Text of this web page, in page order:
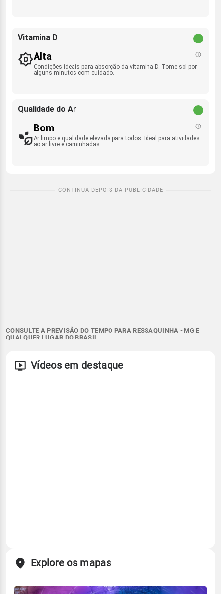
Vitamina D
Alta
Condições ideais para absorção da vitamina D. Tome sol por
alguns minutos com cuidado.
Qualidade do Ar
Bom
Ar limpo e qualidade elevada para todos. Ideal para atividades
ao ar livre e caminhadas.
CONSULTE A PREVISÃO DO TEMPO PARA RESSAQUINHA - MG E
QUALQUER LUGAR DO BRASIL
Vídeos em destaque
Explore os mapas